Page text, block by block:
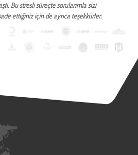
Bu stresli süreçte sorularımla sizi
ettiğiniz için de ayrıca teşekkürler.